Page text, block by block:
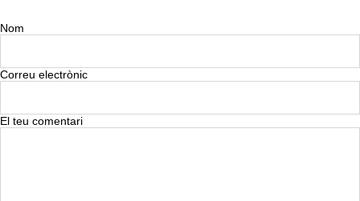
Nom
Correu electrònic
El teu comentari